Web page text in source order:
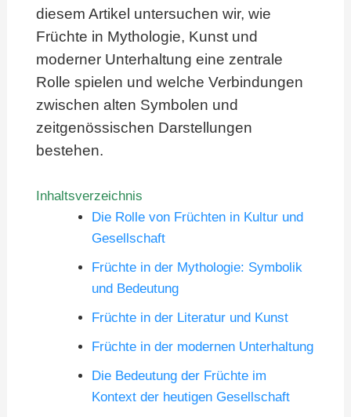
diesem Artikel untersuchen wir, wie
Früchte in Mythologie, Kunst und
moderner Unterhaltung eine zentrale
Rolle spielen und welche Verbindungen
zwischen alten Symbolen und
zeitgenössischen Darstellungen
bestehen.
Inhaltsverzeichnis
Die Rolle von Früchten in Kultur und
Gesellschaft
Früchte in der Mythologie: Symbolik
und Bedeutung
Früchte in der Literatur und Kunst
Früchte in der modernen Unterhaltung
Die Bedeutung der Früchte im
Kontext der heutigen Gesellschaft